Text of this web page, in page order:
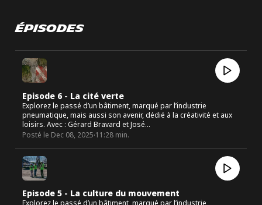
Épisodes
Episode 6 - La cité verte
Explorez le passé d’un bâtiment, marqué par l’industrie
pneumatique, mais aussi son avenir, dédié à la créativité et aux
loisirs. Avec : Gérard Bravard et José…
Posté le Dec 08, 2025·11:28 min.
Episode 5 - La culture du mouvement